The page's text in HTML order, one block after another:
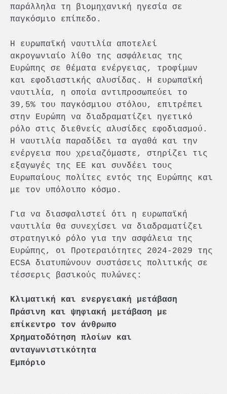
παράλληλα τη βιομηχανική ηγεσία σε
παγκόσμιο επίπεδο.
Η ευρωπαϊκή ναυτιλία αποτελεί
ακρογωνιαίο λίθο της ασφάλειας της
Ευρώπης σε θέματα ενέργειας, τροφίμων
και εφοδιαστικής αλυσίδας. Η ευρωπαϊκή
ναυτιλία, η οποία αντιπροσωπεύει το
39,5% του παγκόσμιου στόλου, επιτρέπει
στην Ευρώπη να διαδραματίζει ηγετικό
ρόλο στις διεθνείς αλυσίδες εφοδιασμού.
Η ναυτιλία παραδίδει τα αγαθά και την
ενέργεια που χρειαζόμαστε, στηρίζει τις
εξαγωγές της ΕΕ και συνδέει τους
Ευρωπαίους πολίτες εντός της Ευρώπης και
με τον υπόλοιπο κόσμο.
Για να διασφαλιστεί ότι η ευρωπαϊκή
ναυτιλία θα συνεχίσει να διαδραματίζει
στρατηγικό ρόλο για την ασφάλεια της
Ευρώπης, οι Προτεραιότητες 2024-2029 της
ECSA διατυπώνουν συστάσεις πολιτικής σε
τέσσερις βασικούς πυλώνες:
Κλιματική και ενεργειακή μετάβαση
Πράσινη και ψηφιακή μετάβαση με
επίκεντρο τον άνθρωπο
Χρηματοδότηση πλοίων και
ανταγωνιστικότητα
Εμπόριο